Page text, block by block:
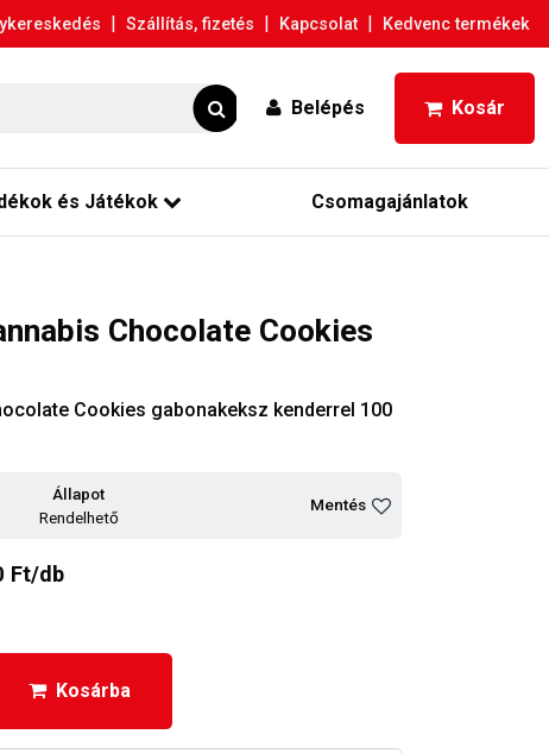
| Szállítás, fizetés | Kapcsolat | Kedvenc termékek
Belépés Kosár
és Játékok Csomagajánlatok
Chocolate Cookies
Cookies gabonakeksz kenderrel 100
Állapot
Rendelhető
Mentés
Ft/db
Kosárba